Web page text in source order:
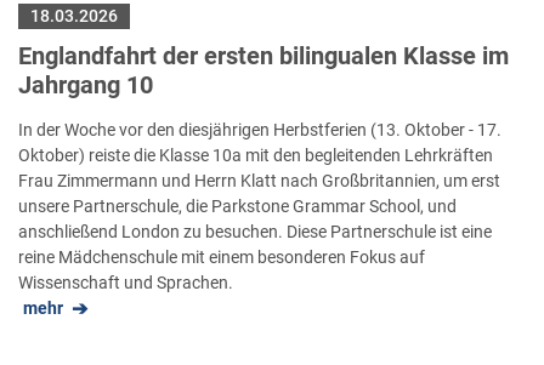
18.03.2026
Englandfahrt der ersten bilingualen Klasse im
Jahrgang 10
In der Woche vor den diesjährigen Herbstferien (13. Oktober - 17.
Oktober) reiste die Klasse 10a mit den begleitenden Lehrkräften
Frau Zimmermann und Herrn Klatt nach Großbritannien, um erst
unsere Partnerschule, die Parkstone Grammar School, und
anschließend London zu besuchen. Diese Partnerschule ist eine
reine Mädchenschule mit einem besonderen Fokus auf
Wissenschaft und Sprachen.
mehr